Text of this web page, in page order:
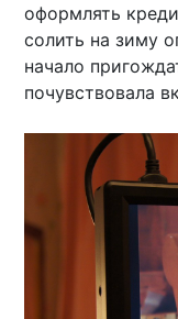
оформлять
солить на зиму
начало
почувствовала